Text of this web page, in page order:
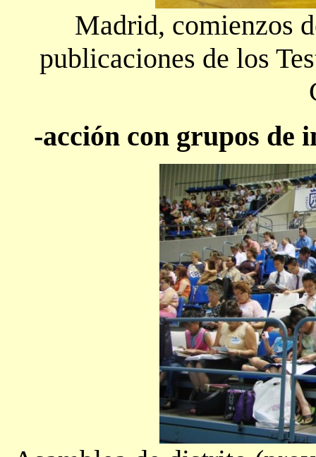
Madrid, comienzos
publicaciones de los
-acción con grupos de